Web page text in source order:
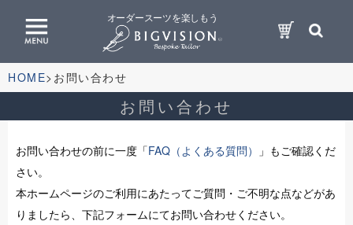
オーダースーツを楽しもう
HOME お問い合わせ
お問い合わせ
お問い合わせの前に一度「FAQ（よくある質問）
」もご確認くだ
さい。
本ホームページのご利用にあたってご質問・ご不明な点などがあ
りましたら、下記フォームにてお問い合わせください。